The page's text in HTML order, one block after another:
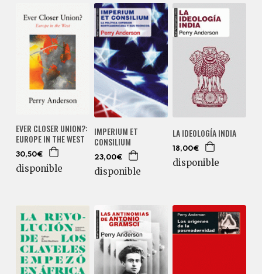
EVER CLOSER UNION?:
EUROPE IN THE WEST
30,50€
disponible
IMPERIUM ET
CONSILIUM
23,00€
disponible
LA IDEOLOGÍA INDIA
18,00€
disponible